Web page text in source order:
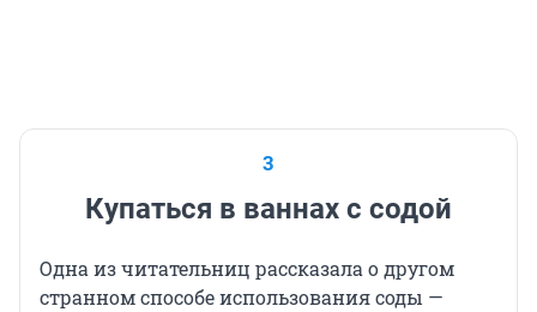
3
Купаться в ваннах с содой
Одна из читательниц рассказала о другом
странном способе использования соды —